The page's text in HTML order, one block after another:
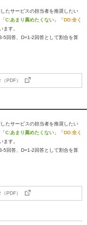
たサービスの担当者を推奨したい
「C:あまり薦めたくない 」「DD:全く
ます。
回答、D=1-2回答として割合を算
PDF）
たサービスの担当者を推奨したい
「C:あまり薦めたくない 」「DD:全く
ます。
回答、D=1-2回答として割合を算
PDF）